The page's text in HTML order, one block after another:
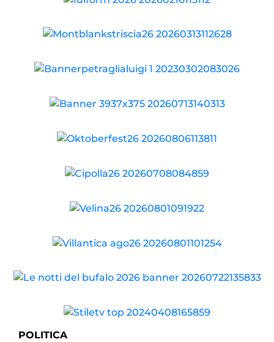
POLITICA